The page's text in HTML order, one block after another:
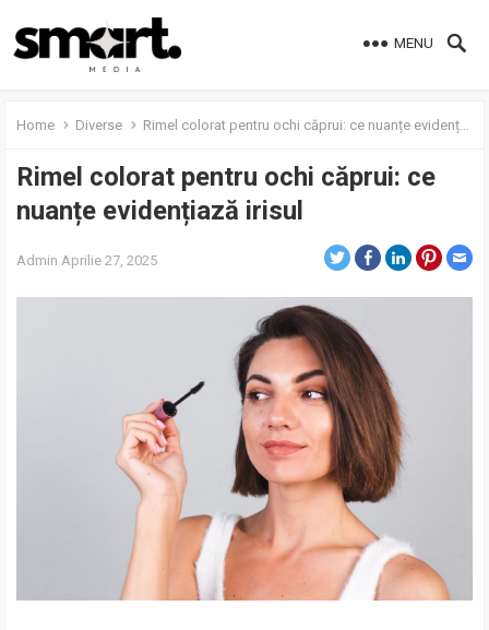
MENU
Home Diverse Rimel colorat pentru ochi căprui: ce nuanțe evidențiază irisul
Rimel colorat pentru ochi căprui: ce
nuanțe evidențiază irisul
Admin Aprilie 27, 2025